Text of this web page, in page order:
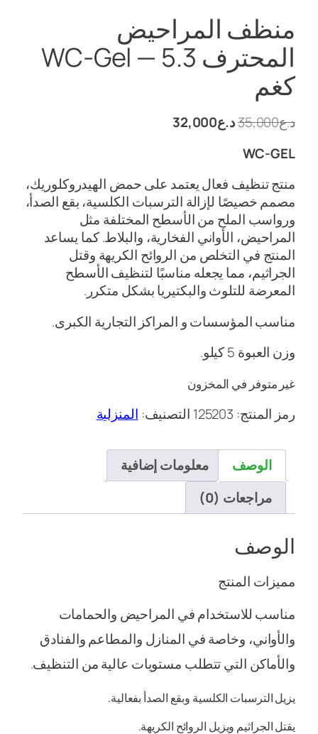
منظف المراحيض
المحترف WC-Gel — 5.3
كغم
د.ع35,000السعر
د.ع32,000
د.ع32,000.
WC-GEL
منتج تنظيف فعال يعتمد على حمض الهيدروكلوريك،
مصمم خصيصًا لإزالة الترسبات الكلسية، بقع الصدأ،
ورواسب الملح من الأسطح المختلفة مثل
المراحيض، الأواني الفخارية، والبلاط. كما يساعد
المنتج في التخلص من الروائح الكريهة وقتل
الجراثيم، مما يجعله مناسبًا لتنظيف الأسطح
المعرضة للتلوث والبكتيريا بشكل متكرر.
مناسب المؤسسات و المراكز التجارية الكبرى.
وزن العبوة 5 كيلو.
غير متوفر في المخزون
رمز المنتج: 125203 التصنيف: المنزلية
الوصف
معلومات إضافية
مراجعات (0)
الوصف
مميزات المنتج
مناسب للاستخدام في المراحيض والحمامات
والأواني، وخاصة في المنازل والمطاعم والفنادق
والأماكن التي تتطلب مستويات عالية من التنظيف.
يزيل الترسبات الكلسية وبقع الصدأ بفعالية.
يقتل الجراثيم ويزيل الروائح الكريهة.